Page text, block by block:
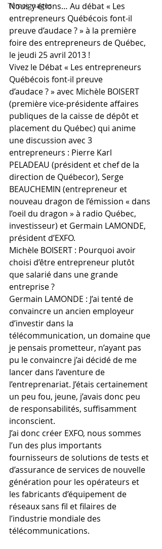
Témoignages
Nous y étions… Au débat « Les
entrepreneurs Québécois font-il
preuve d’audace ? » à la première
foire des entrepreneurs de Québec,
le jeudi 25 avril 2013 !
Vivez le Débat « Les entrepreneurs
Québécois font-il preuve
d’audace ? » avec Michèle BOISERT
(première vice-présidente affaires
publiques de la caisse de dépôt et
placement du Québec) qui anime
une discussion avec 3
entrepreneurs : Pierre Karl
PELADEAU (président et chef de la
direction de Québecor), Serge
BEAUCHEMIN (entrepreneur et
nouveau dragon de l’émission « dans
l’oeil du dragon » à radio Québec,
investisseur) et Germain LAMONDE,
président d’EXFO.
Michèle BOISERT : Pourquoi avoir
choisi d’être entrepreneur plutôt
que salarié dans une grande
entreprise ?
Germain LAMONDE : J’ai tenté de
convaincre un ancien employeur
d’investir dans la
télécommunication, un domaine que
je pensais prometteur, n’ayant pas
pu le convaincre j’ai décidé de me
lancer dans l’aventure de
l’entreprenariat. J’étais certainement
un peu fou, jeune, j’avais donc peu
de responsabilités, suffisamment
inconscient.
J’ai donc créer EXFO, nous sommes
l’un des plus importants
fournisseurs de solutions de tests et
d’assurance de services de nouvelle
génération pour les opérateurs et
les fabricants d’équipement de
réseaux sans fil et filaires de
l’industrie mondiale des
télécommunications.